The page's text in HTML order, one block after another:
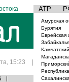
АТР
15:23 |
|
Амурская
Бурятия
Еврейская